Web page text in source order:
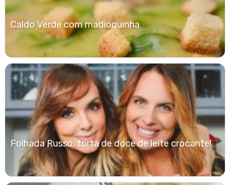
Caldo Verde com madioquinha
Folhada Russo, torta de doce de leite crocante!